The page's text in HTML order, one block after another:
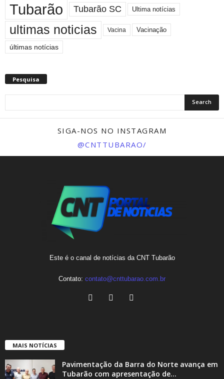
Tubarão Tubarão SC Ultima notícias
ultimas noticias Vacina Vacinação
últimas notícias
Pesquisa
SIGA-NOS NO INSTAGRAM
@CNTTUBARAO/
Este é o canal de notícias da CNT Tubarão
Contato: contato@cnttubarao.com.br
MAIS NOTÍCIAS
Pavimentação da Barra do Norte avança em
Tubarão com apresentação de...